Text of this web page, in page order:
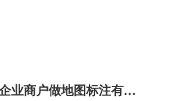
业商户做地图标注有什